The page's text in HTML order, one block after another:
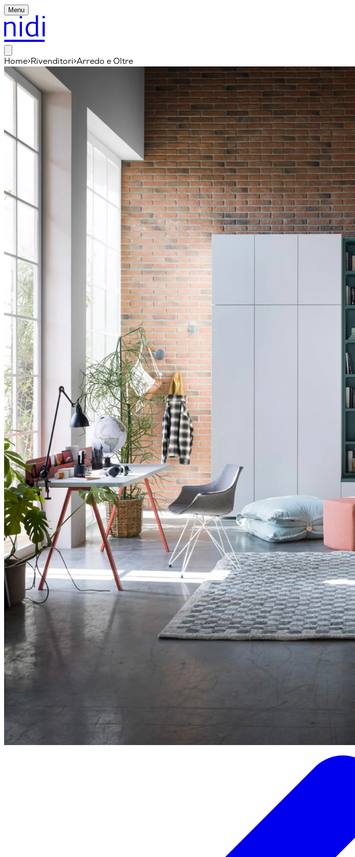
Menu
Home>Rivenditori>Arredo e Oltre